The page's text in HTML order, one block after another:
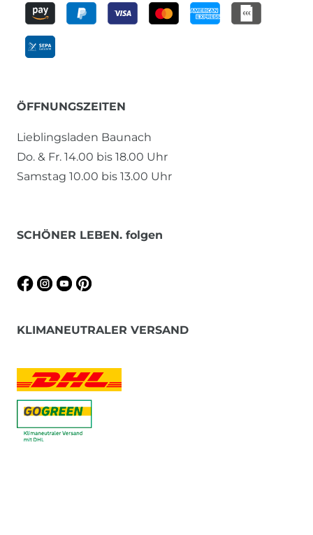
ÖFFNUNGSZEITEN
Lieblingsladen Baunach
Do. & Fr. 14.00 bis 18.00 Uhr
Samstag 10.00 bis 13.00 Uhr
SCHÖNER LEBEN. folgen
KLIMANEUTRALER VERSAND